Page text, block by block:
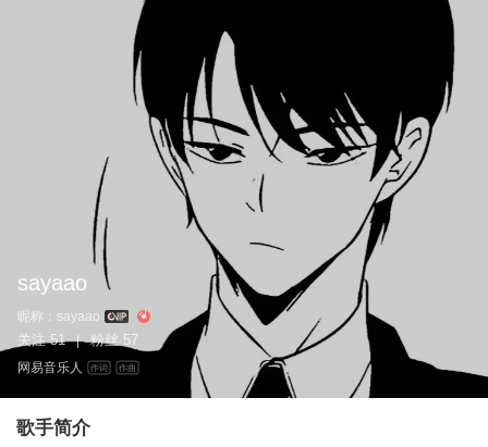
sayaao
昵称： sayaao
关注 51 | 粉丝 57
网易音乐人 作词 作曲
歌手简介